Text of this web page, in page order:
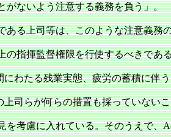
がないよう注意する義務を負う」。
ある上司等は、このような注意義務
の指揮監督権限を行使するべきであ
わたる残業実態、疲労の蓄積に伴う
司らが何らの措置も採っていない
を考慮に入れている。そのうえで、